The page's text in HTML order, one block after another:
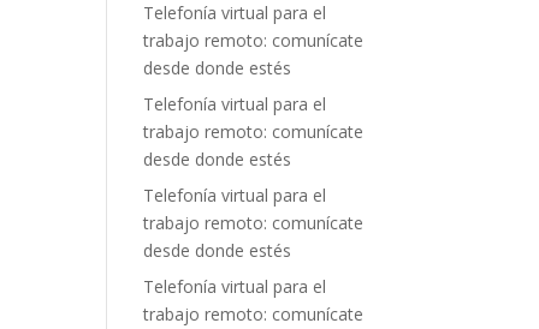
Telefonía virtual para el
trabajo remoto: comunícate
desde donde estés
Telefonía virtual para el
trabajo remoto: comunícate
desde donde estés
Telefonía virtual para el
trabajo remoto: comunícate
desde donde estés
Telefonía virtual para el
trabajo remoto: comunícate